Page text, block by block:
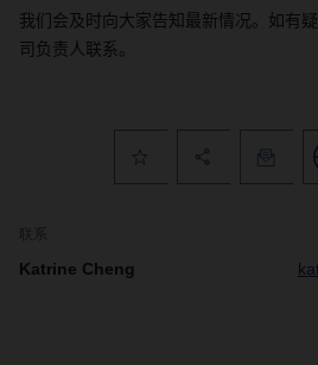
我们会及时向大家告知最新情况。如有
司负责人联系。
Katrine Cheng